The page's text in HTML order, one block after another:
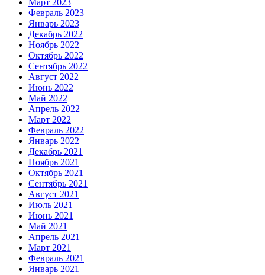
Март 2023
Февраль 2023
Январь 2023
Декабрь 2022
Ноябрь 2022
Октябрь 2022
Сентябрь 2022
Август 2022
Июнь 2022
Май 2022
Апрель 2022
Март 2022
Февраль 2022
Январь 2022
Декабрь 2021
Ноябрь 2021
Октябрь 2021
Сентябрь 2021
Август 2021
Июль 2021
Июнь 2021
Май 2021
Апрель 2021
Март 2021
Февраль 2021
Январь 2021